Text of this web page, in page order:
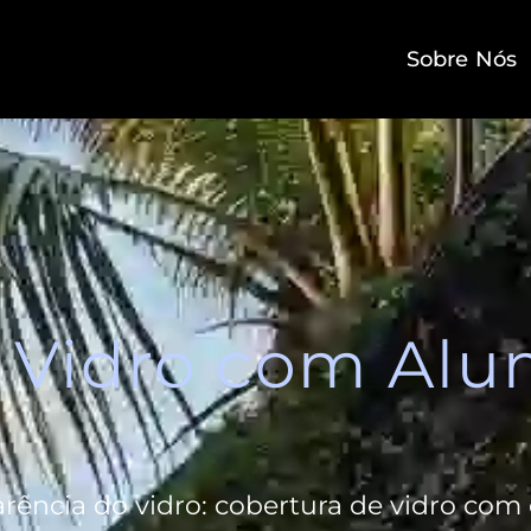
Sobre Nós
com
do vidro: cobertura de vidro